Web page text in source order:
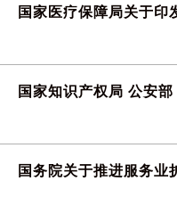
国家医疗保障局关于
国家知识产权局 公安
国务院关于推进服务业